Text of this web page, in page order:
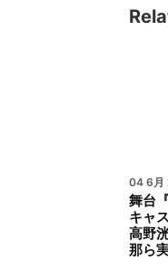
04 6月
舞台
キャ
高野
那ら